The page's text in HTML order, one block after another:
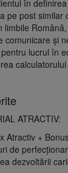
în
pe post similar
limbile
comunicare şi
lucrul în
ATRACTIV:
Atractiv +
de
dezvoltării